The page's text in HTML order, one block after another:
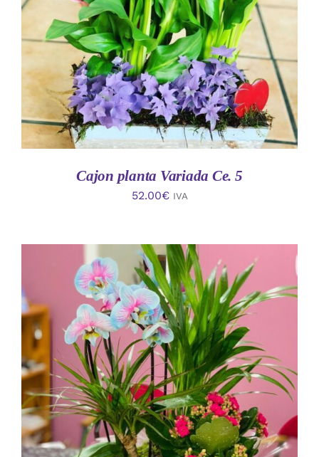
AÑADIR AL CARRITO
/
DETALLES
Cajon planta Variada Ce. 5
52.00€ IVA
AÑADIR AL CARRITO
/
DETALLES